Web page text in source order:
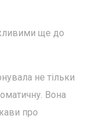
ще до
не тільки
Вона
про